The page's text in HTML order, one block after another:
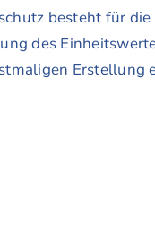
besteht für
des
Erstellung